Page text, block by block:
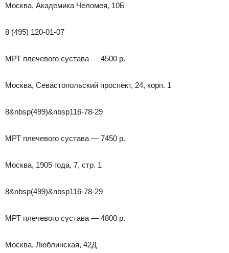
Москва, Академика Челомея, 10Б
8 (495) 120-01-07
МРТ плечевого сустава — 4500 р.
Москва, Севастопольский проспект, 24, корп. 1
8&nbsp(499)&nbsp116-78-29
МРТ плечевого сустава — 7450 р.
Москва, 1905 года, 7, стр. 1
8&nbsp(499)&nbsp116-78-29
МРТ плечевого сустава — 4800 р.
Москва, Люблинская, 42Д